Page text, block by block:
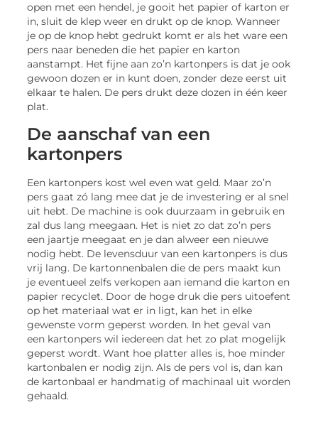
open met een hendel, je gooit het papier of karton er
in, sluit de klep weer en drukt op de knop. Wanneer
je op de knop hebt gedrukt komt er als het ware een
pers naar beneden die het papier en karton
aanstampt. Het fijne aan zo’n kartonpers is dat je ook
gewoon dozen er in kunt doen, zonder deze eerst uit
elkaar te halen. De pers drukt deze dozen in één keer
plat.
De aanschaf van een
kartonpers
Een kartonpers kost wel even wat geld. Maar zo’n
pers gaat zó lang mee dat je de investering er al snel
uit hebt. De machine is ook duurzaam in gebruik en
zal dus lang meegaan. Het is niet zo dat zo’n pers
een jaartje meegaat en je dan alweer een nieuwe
nodig hebt. De levensduur van een kartonpers is dus
vrij lang. De kartonnenbalen die de pers maakt kun
je eventueel zelfs verkopen aan iemand die karton en
papier recyclet. Door de hoge druk die pers uitoefent
op het materiaal wat er in ligt, kan het in elke
gewenste vorm geperst worden. In het geval van
een kartonpers wil iedereen dat het zo plat mogelijk
geperst wordt. Want hoe platter alles is, hoe minder
kartonbalen er nodig zijn. Als de pers vol is, dan kan
de kartonbaal er handmatig of machinaal uit worden
gehaald.